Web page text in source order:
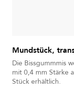
Mundstück,
Die Bissgummmis
mit 0,4 mm Stärke
Stück erhältlich.